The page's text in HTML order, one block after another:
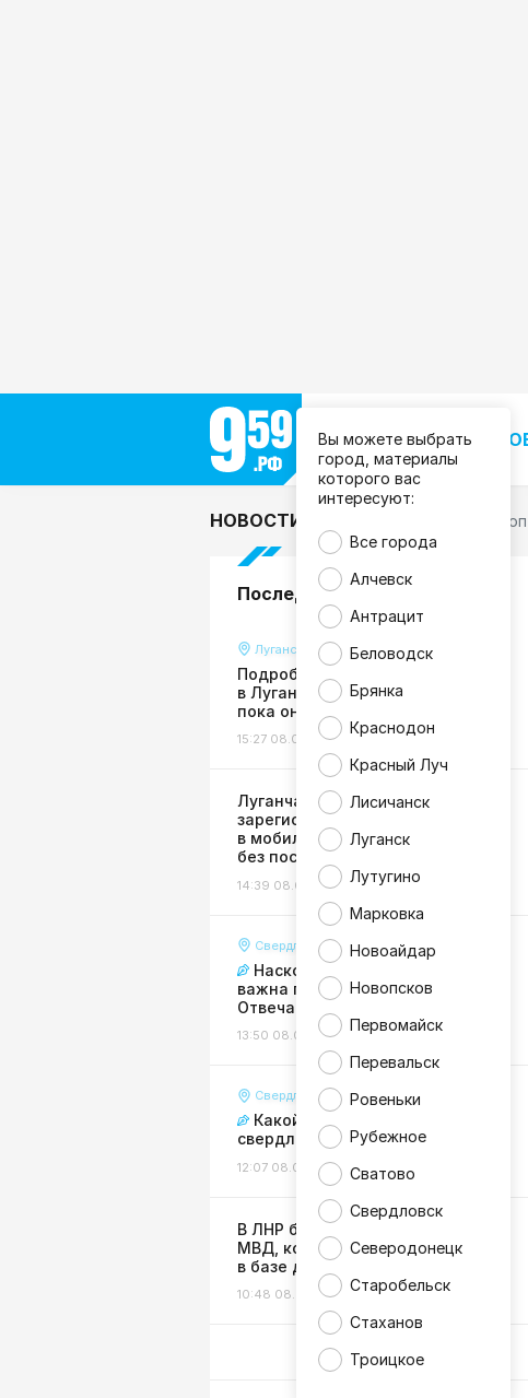
Все города
Вы можете выбрать
город, материалы
которого вас
интересуют:
Все города
Алчевск
Антрацит
Беловодск
Брянка
Краснодон
Красный Луч
Лисичанск
Луганск
Лутугино
Марковка
Новоайдар
Новопсков
Первомайск
Перевальск
Ровеньки
Рубежное
Сватово
Свердловск
Северодонецк
Старобельск
Стаханов
Троицкое
НОВОСТИ Гороскоп
Последние новости
Луганск
Подробности страшной аварии
в Луганске: пенсионерку сбили,
пока она сидела на лавочке
15:27 08.08.26 Происшествия
Луганчане могут
зарегистрировать бизнес
в мобильном приложении Сбера
без посещения налоговой
14:39 08.08.26 Экономика
Свердловск
Насколько для Свердловска
важна помощь регионов-шефов?
Отвечают горожане
13:50 08.08.26 Интервью
Свердловск
Какой путь выбрали
свердловские выпускники?
12:07 08.08.26 Интервью
В ЛНР будут судить сотрудника
МВД, которая «покопалась»
в базе данных ведомства
10:48 08.08.26 Жизнь